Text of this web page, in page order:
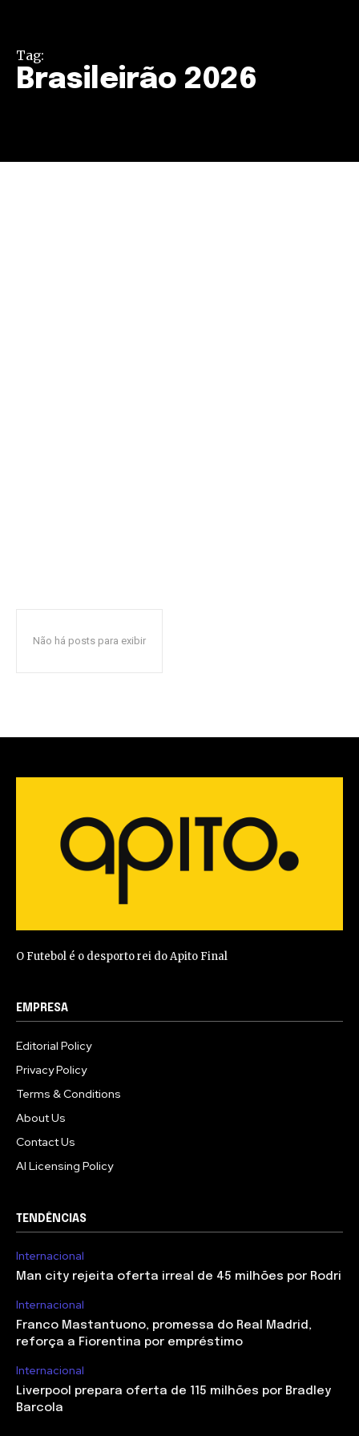
Tag:
Brasileirão 2026
Não há posts para exibir
O Futebol é o desporto rei do Apito Final
EMPRESA
Editorial Policy
Privacy Policy
Terms & Conditions
About Us
Contact Us
AI Licensing Policy
TENDÊNCIAS
Internacional
Man city rejeita oferta irreal de 45 milhões por Rodri
Internacional
Franco Mastantuono, promessa do Real Madrid,
reforça a Fiorentina por empréstimo
Internacional
Liverpool prepara oferta de 115 milhões por Bradley
Barcola